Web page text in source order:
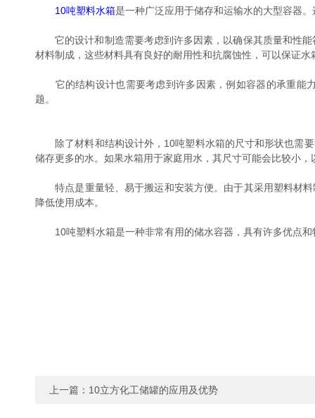
10吨塑料水箱是一种广泛应用于储存和运输水的大型容器
它的设计和制造需要考虑到许多因素，以确保其质量和性能
材料制成，这些材料具有良好的耐用性和抗腐蚀性，可以保证水
它的结构设计也需要考虑到许多因素，例如容器的承重能力
题。
除了材料和结构设计外，10吨塑料水箱的尺寸和形状也需要
储存更多的水。如果水箱用于家庭用水，其尺寸可能会比较小，
特点是重量轻、易于搬运和安装方便。由于其采用塑料材料
降低使用成本。
10吨塑料水箱是一种非常有用的储水容器，具有许多优点和
上一篇： 10立方化工储罐的应用及优势